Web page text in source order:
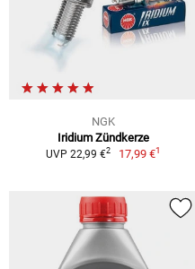
NGK
Iridium Zündkerze
UVP 22,99 €2 17,99 €1